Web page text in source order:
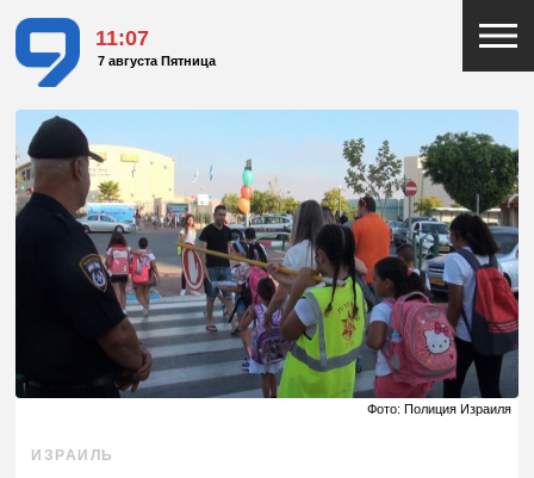
11:07
7 августа Пятница
Фото: Полиция Израиля
ИЗРАИЛЬ